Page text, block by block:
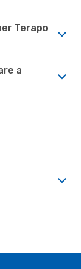
Terapo
a